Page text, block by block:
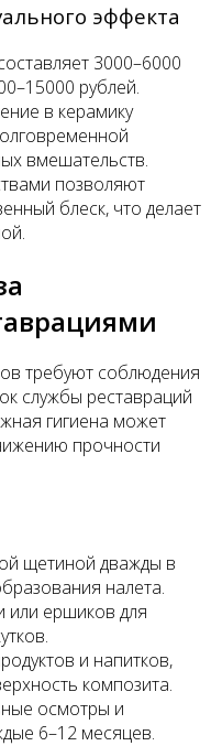
эффекта
3000–6000
рублей.
в керамику
вмешательств.
позволяют
блеск, что делает
требуют соблюдения
службы реставраций
гигиена может
прочности
щетиной дважды в
налета.
или ершиков для
и напитков,
композита.
осмотры и
6–12 месяцев.